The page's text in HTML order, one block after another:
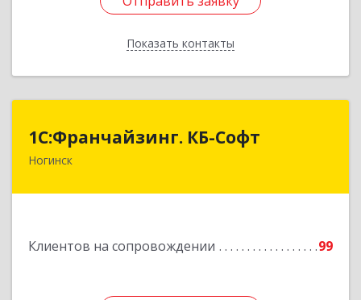
Показать контакты
Назад
1С:Франчайзинг. КБ-Софт
Ногинск
Клиентов на сопровождении 99
1С:Франчайзинг. КБ-Софт
142400, Московская обл, г.о Богородский,
Подробнее